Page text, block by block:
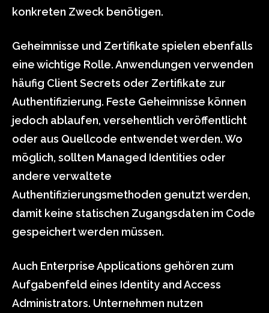
konkreten Zweck benötigen.
Geheimnisse und Zertifikate spielen ebenfalls
eine wichtige Rolle. Anwendungen verwenden
häufig Client Secrets oder Zertifikate zur
Authentifizierung. Feste Geheimnisse können
jedoch ablaufen, versehentlich veröffentlicht
oder aus Quellcode entwendet werden. Wo
möglich, sollten Managed Identities oder
andere verwaltete
Authentifizierungsmethoden genutzt werden,
damit keine statischen Zugangsdaten im Code
gespeichert werden müssen.
Auch Enterprise Applications gehören zum
Aufgabenfeld eines Identity and Access
Administrators. Unternehmen nutzen